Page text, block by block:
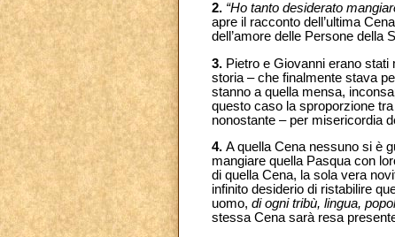
2. “Ho tanto desiderato
apre il racconto dell’ultima
dell’amore delle Persone della
3. Pietro e Giovanni erano
storia – che finalmente stava
stanno a quella mensa,
questo caso la sproporzione
nonostante – per misericordia
4. A quella Cena nessuno si è
mangiare quella Pasqua con
di quella Cena, la sola vera
infinito desiderio di ristabilire
uomo, di ogni tribù, lingua,
stessa Cena sarà resa